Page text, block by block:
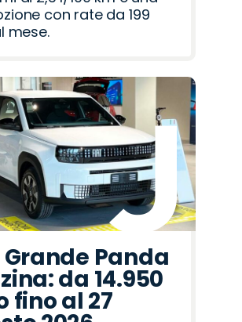
con rate da 199
mese.
Grande Panda
da 14.950
fino al 27